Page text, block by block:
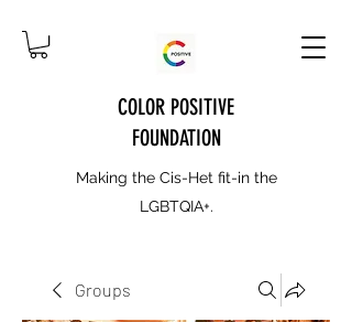
COLOR POSITIVE
FOUNDATION
Making the Cis-Het fit-in the
LGBTQIA+.
Groups